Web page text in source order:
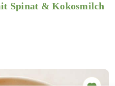
Spinat & Kokosmilch